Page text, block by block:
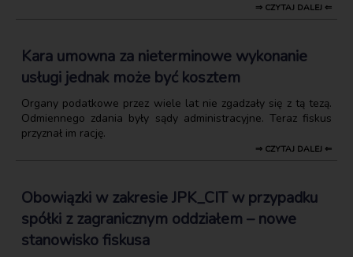
⇒ CZYTAJ DALEJ ⇐
Kara umowna za nieterminowe wykonanie
usługi jednak może być kosztem
Organy podatkowe przez wiele lat nie zgadzały się z tą tezą.
Odmiennego zdania były sądy administracyjne. Teraz fiskus
przyznał im rację.
⇒ CZYTAJ DALEJ ⇐
Obowiązki w zakresie JPK_CIT w przypadku
spółki z zagranicznym oddziałem – nowe
stanowisko fiskusa